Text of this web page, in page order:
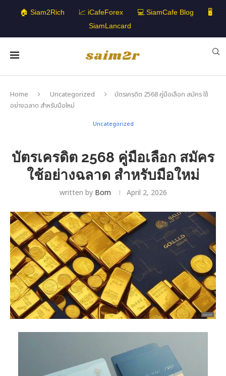
🏠 Siam2Rich 📈 iCafeForex 💻 SiamCafe Blog
🖥️
SiamLancard
Home Uncategorized
บัตรเครดิต 2568 คู่มือเลือก สมัคร ใช้
อย่างฉลาด สำหรับมือใหม่
Uncategorized
บัตรเครดิต 2568 คู่มือเลือก สมัคร
ใช้อย่างฉลาด สำหรับมือใหม่
written by Bom April 2, 2026